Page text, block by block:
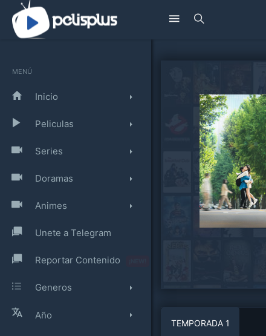
MENÚ
Inicio
Peliculas
Series
Doramas
Animes
Unete a Telegram
Reportar Contenido
Generos
Año
TEMPORADA 1